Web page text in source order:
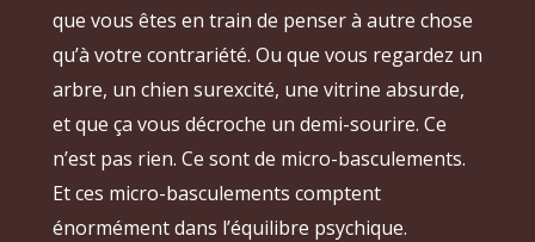
que vous êtes en train de penser à autre chose
qu’à votre contrariété. Ou que vous regardez un
arbre, un chien surexcité, une vitrine absurde,
et que ça vous décroche un demi-sourire. Ce
n’est pas rien. Ce sont de micro-basculements.
Et ces micro-basculements comptent
énormément dans l’équilibre psychique.